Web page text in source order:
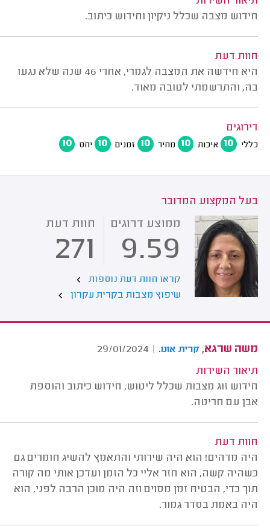
חידוש מצבה שכלל ניקיון וחידוש כיתוב.
חוות דעת
היא חידשה את המצבה לגמרי, אחרי 46 שנה שלא נגעו
בה, והתרשמתי לטובה מאוד.
דירוגים
כללי 10 איכות 10 מחיר 10 זמנים 10 יחס 10
בעל המקצוע המדובר
ממוצע דרוגים
9.59
חוות דעת
271
קראו חוות דעת נוספות
שיפוץ מצבות בקרית עקרון
משה שרגא, קרית אונו.
|
29/01/2024
תיאור השירות
חידוש זוג מצבות שכלל ליטוש, חידוש כיתוב והוספת
אבן עם חריטה.
חוות דעת
היה מדהים! הוא היה שירותי והתאמץ להשיג חומרים גם
כשהיה קשה, הוא חזר אליי כל הזמן ועדכן אותי מה קורה
תוך כדי, הבטיח זמן מסוים וזה היה מוכן הרבה לפני, הוא
היה באמת בסדר גמור.